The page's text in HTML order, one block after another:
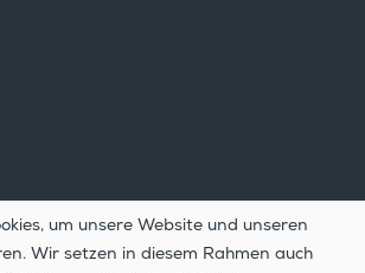
um unsere Website und unseren
Wir setzen in diesem Rahmen auch